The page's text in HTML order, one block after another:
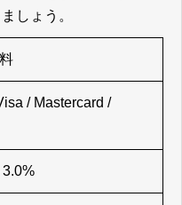
しょう。
/ Mastercard /
3.0%